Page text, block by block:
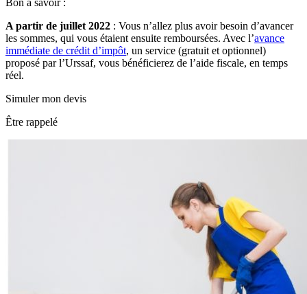
A partir de juillet 2022 : Vous n’allez plus avoir besoin d’avancer
les sommes, qui vous étaient ensuite remboursées. Avec l’avance
immédiate de crédit d’impôt, un service (gratuit et optionnel)
proposé par l’Urssaf, vous bénéficierez de l’aide fiscale, en temps
réel.
Simuler mon devis
Être rappelé